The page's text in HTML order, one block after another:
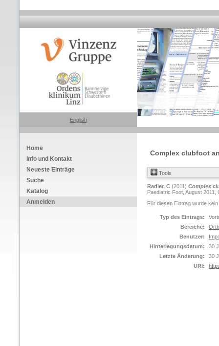
English
Home
Info und Kontakt
Neueste Einträge
Suche
Katalog
Anmelden
Complex clubfoot
Tools
Radler, C (2011) Complex
Paediatric Foot, August
Für diesen Eintrag wurde
Typ des Eintrags:
Bereiche:
Benutzer:
Hinterlegungsdatum:
30
Letzte Änderung:
30
URI: